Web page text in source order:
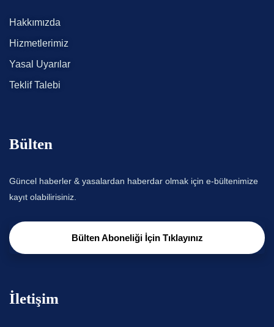
Hakkımızda
Hizmetlerimiz
Yasal Uyarılar
Teklif Talebi
Bülten
Güncel haberler & yasalardan haberdar olmak için e-bültenimize
kayıt olabilirisiniz.
Bülten Aboneliği İçin Tıklayınız
İletişim